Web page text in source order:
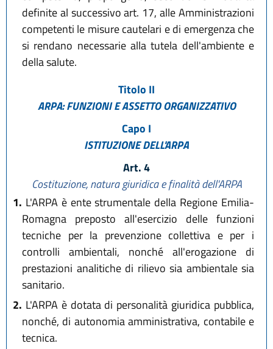
definite al successivo art. 17, alle Amministrazioni
competenti le misure cautelari e di emergenza che
si rendano necessarie alla tutela dell'ambiente e
della salute.
Titolo II
ARPA: FUNZIONI E ASSETTO ORGANIZZATIVO
Capo I
ISTITUZIONE DELL'ARPA
Art. 4
Costituzione, natura giuridica e finalità dell'ARPA
1. L'ARPA è ente strumentale della Regione Emilia-
Romagna preposto all'esercizio delle funzioni
tecniche per la prevenzione collettiva e per i
controlli ambientali, nonché all'erogazione di
prestazioni analitiche di rilievo sia ambientale sia
sanitario.
2. L'ARPA è dotata di personalità giuridica pubblica,
nonché, di autonomia amministrativa, contabile e
tecnica.